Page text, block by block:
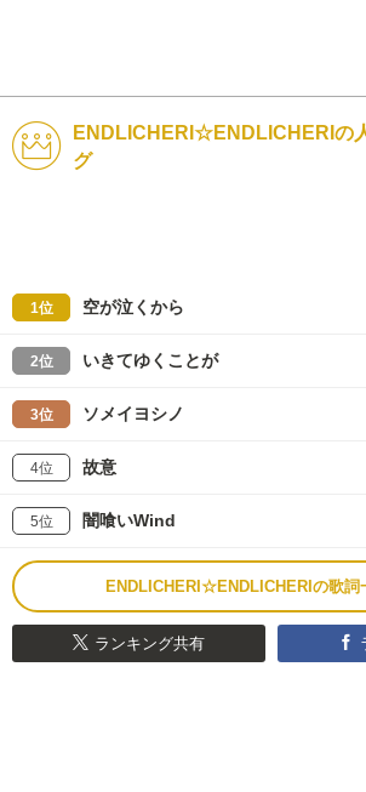
ENDLICHERI☆ENDLICHERIの
グ
1位 空が泣くから
2位 いきてゆくことが
3位 ソメイヨシノ
4位 故意
5位 闇喰いWind
ENDLICHERI☆ENDLICHERIの歌詞
ランキング共有